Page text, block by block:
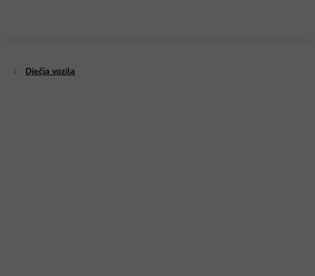
Dječja vozila